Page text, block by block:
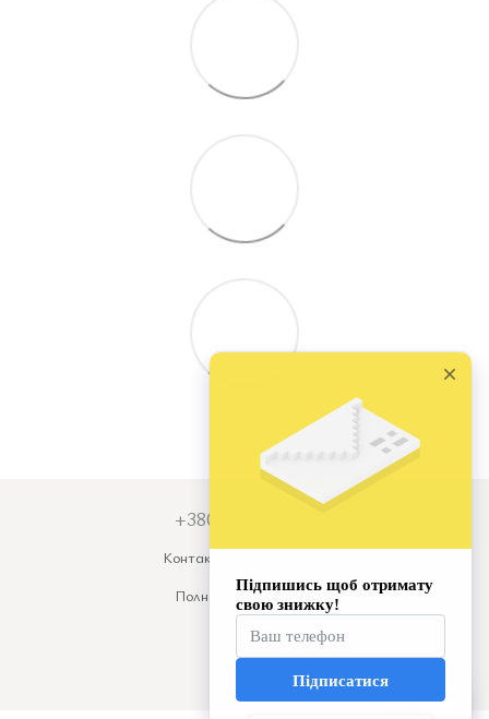
+380679931973
Контактная информация
Полная версия сайта
© 2026
Укр